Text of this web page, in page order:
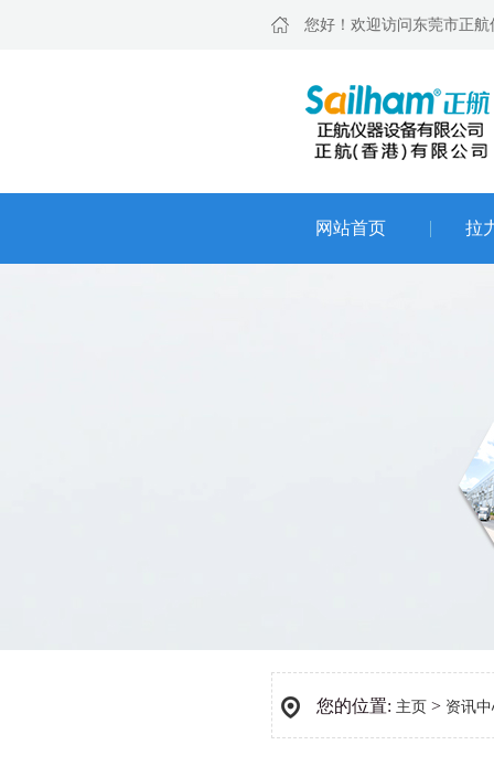
您好！欢迎访问东莞市正
网站首页 拉
您的位置: 主页 > 资讯